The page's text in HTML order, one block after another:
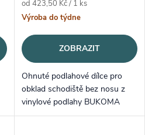
Měrná cena:
od 423,50 Kč / 1 ks
Výroba do týdne
ZOBRAZIT
Ohnuté podlahové dílce pro
obklad schodiště bez nosu z
vinylové podlahy BUKOMA
PREMIUM U-CLICK XL Dub